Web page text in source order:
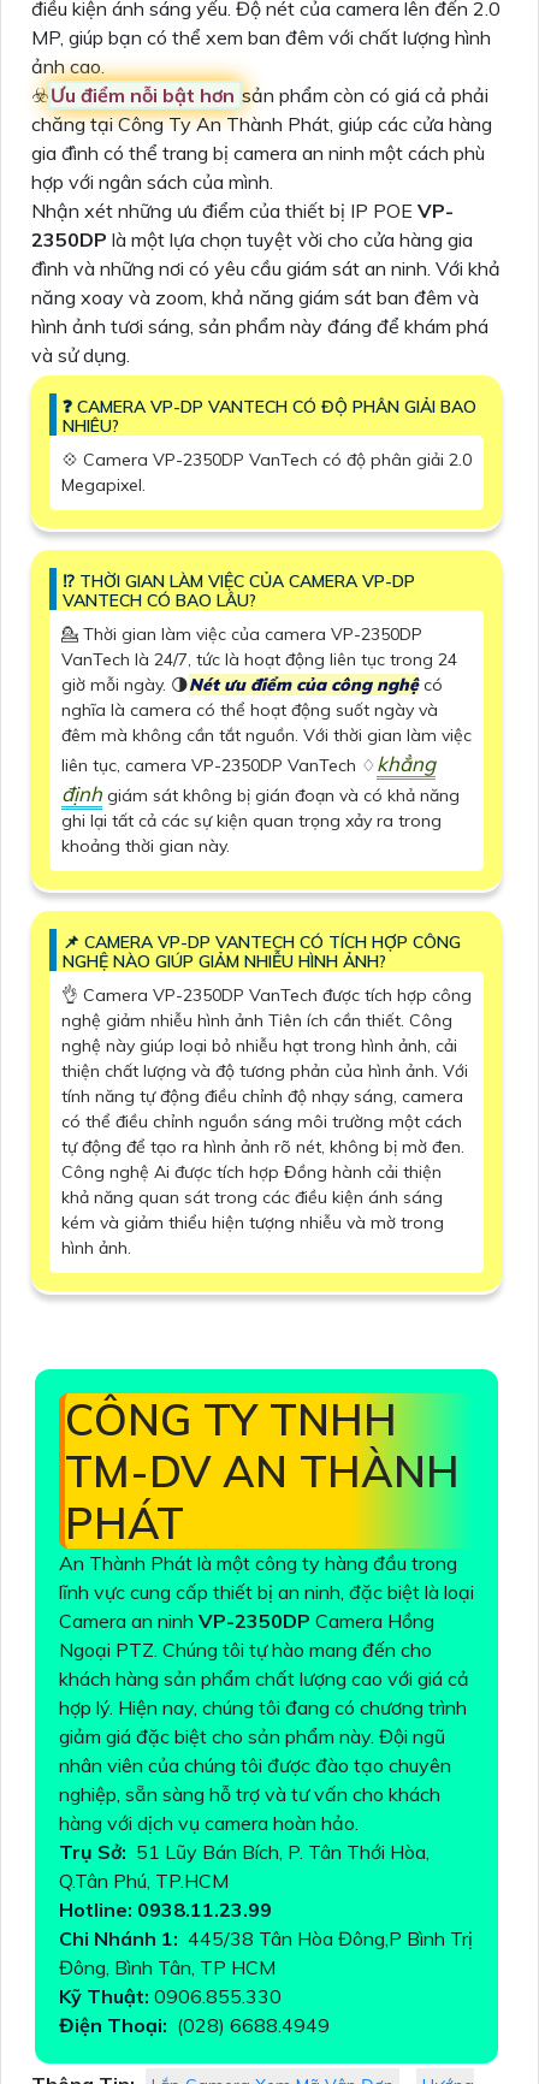
điều kiện ánh sáng yếu. Độ nét của camera lên đến 2.0
MP, giúp bạn có thể xem ban đêm với chất lượng hình
ảnh cao.
☣️Ưu điểm nỗi bật hơn sản phẩm còn có giá cả phải
chăng tại Công Ty An Thành Phát, giúp các cửa hàng
gia đình có thể trang bị camera an ninh một cách phù
hợp với ngân sách của mình.
Nhận xét những ưu điểm của thiết bị IP POE VP-
2350DP là một lựa chọn tuyệt vời cho cửa hàng gia
đình và những nơi có yêu cầu giám sát an ninh. Với khả
năng xoay và zoom, khả năng giám sát ban đêm và
hình ảnh tươi sáng, sản phẩm này đáng để khám phá
và sử dụng.
❓ CAMERA VP-DP VANTECH CÓ ĐỘ PHÂN GIẢI BAO
NHIÊU?
💠 Camera VP-2350DP VanTech có độ phân giải 2.0
Megapixel.
⁉️ THỜI GIAN LÀM VIỆC CỦA CAMERA VP-DP
VANTECH CÓ BAO LÂU?
💁 Thời gian làm việc của camera VP-2350DP
VanTech là 24/7, tức là hoạt động liên tục trong 24
giờ mỗi ngày. 🌗Nét ưu điểm của công nghệcó
nghĩa là camera có thể hoạt động suốt ngày và
đêm mà không cần tắt nguồn. Với thời gian làm việc
liên tục, camera VP-2350DP VanTech ♢ khẳng
định giám sát không bị gián đoạn và có khả năng
ghi lại tất cả các sự kiện quan trọng xảy ra trong
khoảng thời gian này.
📌 CAMERA VP-DP VANTECH CÓ TÍCH HỢP CÔNG
NGHỆ NÀO GIÚP GIẢM NHIỄU HÌNH ẢNH?
👌 Camera VP-2350DP VanTech được tích hợp công
nghệ giảm nhiễu hình ảnh Tiên ích cần thiết. Công
nghệ này giúp loại bỏ nhiễu hạt trong hình ảnh, cải
thiện chất lượng và độ tương phản của hình ảnh. Với
tính năng tự động điều chỉnh độ nhạy sáng, camera
có thể điều chỉnh nguồn sáng môi trường một cách
tự động để tạo ra hình ảnh rõ nét, không bị mờ đen.
Công nghệ Ai được tích hợp Đồng hành cải thiện
khả năng quan sát trong các điều kiện ánh sáng
kém và giảm thiểu hiện tượng nhiễu và mờ trong
hình ảnh.
CÔNG TY TNHH
TM-DV AN THÀNH
PHÁT
An Thành Phát là một công ty hàng đầu trong
lĩnh vực cung cấp thiết bị an ninh, đặc biệt là loại
Camera an ninh VP-2350DP Camera Hồng
Ngoại PTZ. Chúng tôi tự hào mang đến cho
khách hàng sản phẩm chất lượng cao với giá cả
hợp lý. Hiện nay, chúng tôi đang có chương trình
giảm giá đặc biệt cho sản phẩm này. Đội ngũ
nhân viên của chúng tôi được đào tạo chuyên
nghiệp, sẵn sàng hỗ trợ và tư vấn cho khách
hàng với dịch vụ camera hoàn hảo.
Trụ Sở: 51 Lũy Bán Bích, P. Tân Thới Hòa,
Q.Tân Phú, TP.HCM
Hotline: 0938.11.23.99
Chi Nhánh 1: 445/38 Tân Hòa Đông,P Bình Trị
Đông, Bình Tân, TP HCM
Kỹ Thuật: 0906.855.330
Điện Thoại: (028) 6688.4949